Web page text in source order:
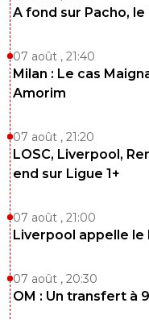
A fond sur Pacho, le
07 août , 21:40
Milan : Le cas
Amorim
07 août , 21:20
LOSC, Liverpool,
end sur Ligue 1+
07 août , 21:00
Liverpool appelle le
07 août , 20:30
OM : Un transfert à